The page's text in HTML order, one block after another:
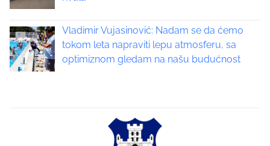
a
t
i
Vladimir Vujasinović: Nadam se da ćemo
tokom leta napraviti lepu atmosferu, sa
optimiznom gledam na našu budućnost